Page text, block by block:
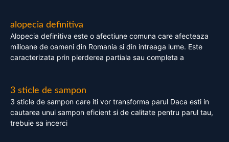
alopecia definitiva
Alopecia definitiva este o afectiune comuna care afecteaza
milioane de oameni din Romania si din intreaga lume. Este
caracterizata prin pierderea partiala sau completa a
3 sticle de sampon
3 sticle de sampon care iti vor transforma parul Daca esti in
cautarea unui sampon eficient si de calitate pentru parul tau,
trebuie sa incerci